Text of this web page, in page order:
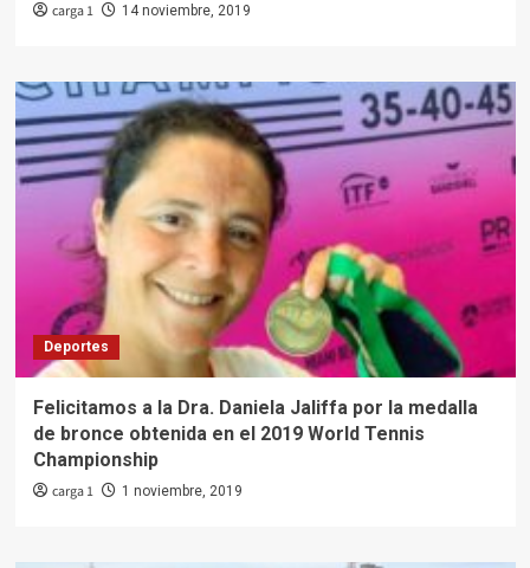
carga 1 14 noviembre, 2019
Deportes
Felicitamos a la Dra. Daniela Jaliffa por la medalla
de bronce obtenida en el 2019 World Tennis
Championship
carga 1 1 noviembre, 2019